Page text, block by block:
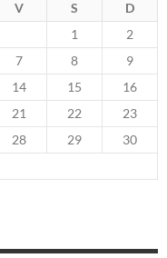
V S
D
1
2
7 8
9
14 15
16
21 22
23
28 29
30